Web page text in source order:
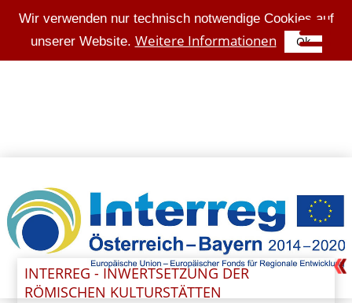
INTERREG - INWERTSETZUNG DER
RÖMISCHEN KULTURSTÄTTEN
Wir verwenden nur technisch notwendige Cookies auf
unserer Website. Weitere Informationen Ok